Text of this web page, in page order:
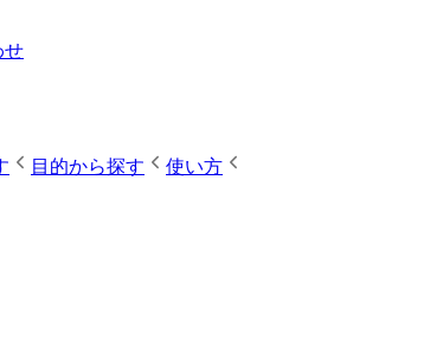
せ
目的から探す 使い方